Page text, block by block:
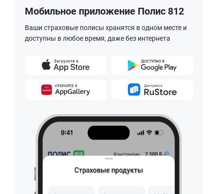
Мобильное приложение Полис 812
Ваши страховые полисы хранятся в одном месте и
доступны в любое время, даже без интернета